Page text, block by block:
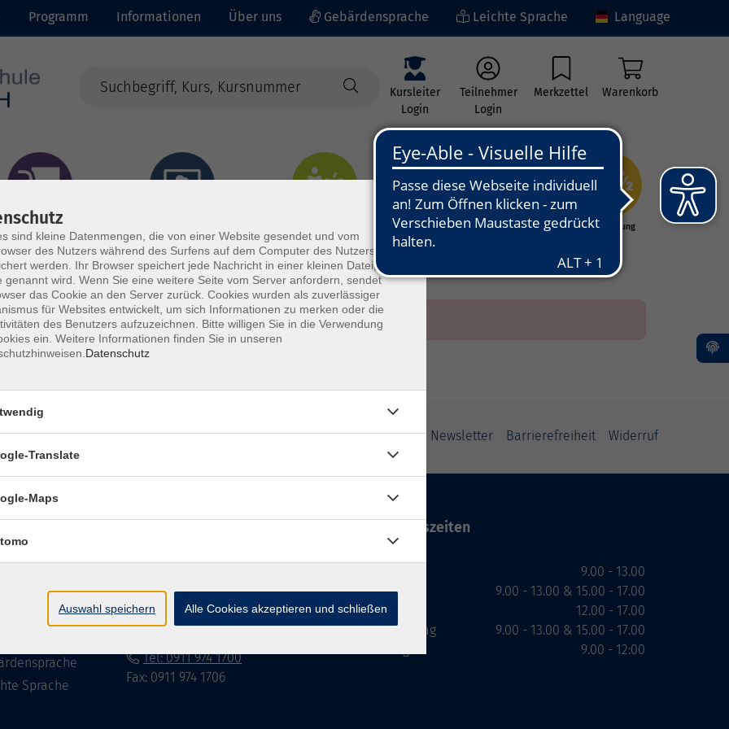
Programm Informationen Über uns Gebärdensprache Leichte Sprache Language
Kursleiter
Login
Teilnehmer
Login
Merkzettel Warenkorb
- Integration
Kunst - Kultur -
Grundbildung
Impressum Datenschutzerklärung AGB Newsletter Barrierefreiheit Widerruf
Sprache
90762 Fürth
info@vhs-fuerth.de
Tel: 0911 974 1700
Fax: 0911 974 1706
Öffnungszeiten
Dienstag
Mittwoch
Donnerstag
9.00 - 13.00
9.00 - 13.00 & 15.00 - 17.00
12.00 - 17.00
9.00 - 13.00 & 15.00 - 17.00
9.00 - 12:00
sind kleine Datenmengen, die von einer Website gesendet und vom
des Nutzers während des Surfens auf dem Computer des Nutzers
werden. Ihr Browser speichert jede Nachricht in einer kleinen Datei, die
genannt wird. Wenn Sie eine weitere Seite vom Server anfordern, sendet
das Cookie an den Server zurück. Cookies wurden als zuverlässiger
für Websites entwickelt, um sich Informationen zu merken oder die
des Benutzers aufzuzeichnen. Bitte willigen Sie in die Verwendung
ein. Weitere Informationen finden Sie in unseren
Datenschutz
×
Translate
Maps
Auswahl speichern Alle Cookies akzeptieren und schließen